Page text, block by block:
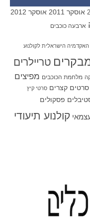
אוסקר 2011 אוסקר 2012
ארבעה כוכבים
האקדמיה הישראלית לקולנוע
טריילרים
מלחמת הכוכבים מפיצים
סרטים קצרים סרטי קיץ
פסקולים
קולנוע תיעודי